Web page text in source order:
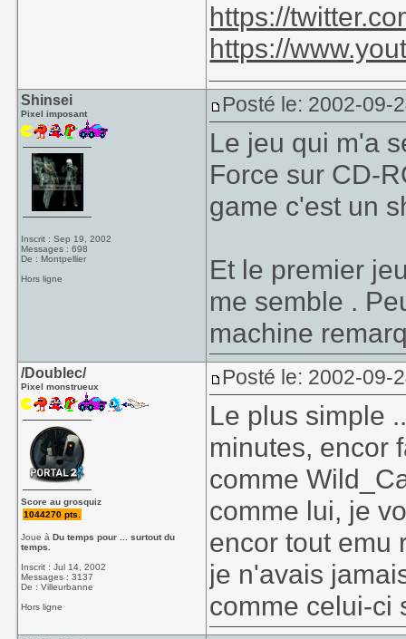
https://
https://
Shinsei
Pixel imposant
Inscrit : Sep 19, 2002
Messages : 698
De : Montpellier
Hors ligne
Posté le: 2002-09-
Le jeu qui m'a
Force sur CD-
game c'est un
Et le premier
me semble .
machine
/Doublec/
Pixel monstrueux
Score au grosquiz
1044270 pts.
Joue àDu temps pour ... surtout du
temps.
Inscrit : Jul 14, 2002
Messages : 3137
De : Villeurbanne
Hors ligne
Posté le: 2002-09-
Le plus simple
minutes, encor
comme
comme lui, je
encor tout emu
je n'avais
comme celui-ci